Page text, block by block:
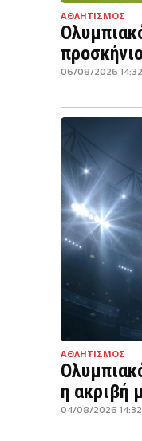
ΑΘΛΗΤΙΣΜΟΣ
06/08/2026 14:32
ΑΘΛΗΤΙΣΜΟΣ
η ακριβή
04/08/2026 14:32